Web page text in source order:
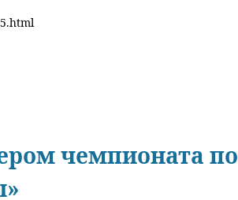
чемпионата по